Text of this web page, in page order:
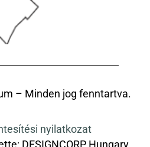
– Minden jog fenntartva.
nyilatkozat